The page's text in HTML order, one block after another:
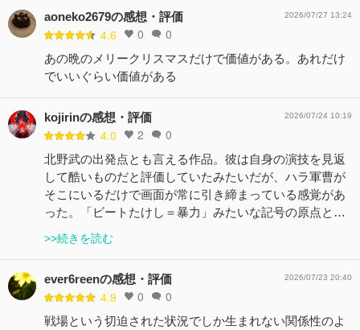
aoneko2679の感想・評価
4.6 0 0
2026/07/27 13:24
あの晩のメリークリスマスだけで価値がある。あれだけ
でいいぐらい価値がある
kojirinの感想・評価
4.0 2 0
2026/07/24 10:19
北野武の出発点とも言える作品。彼は自身の演技を見返
して酷いものだと評価していたみたいだが、ハラ軍曹が
そこにいるだけで画面が常に引き締まっている感覚があ
った。「ビートたけし＝暴力」みたいな記号の原点と…
>>続きを読む
ever6reenの感想・評価
4.9 0 0
2026/07/23 20:40
戦場という切迫された状況でしか生まれない関係性のよ